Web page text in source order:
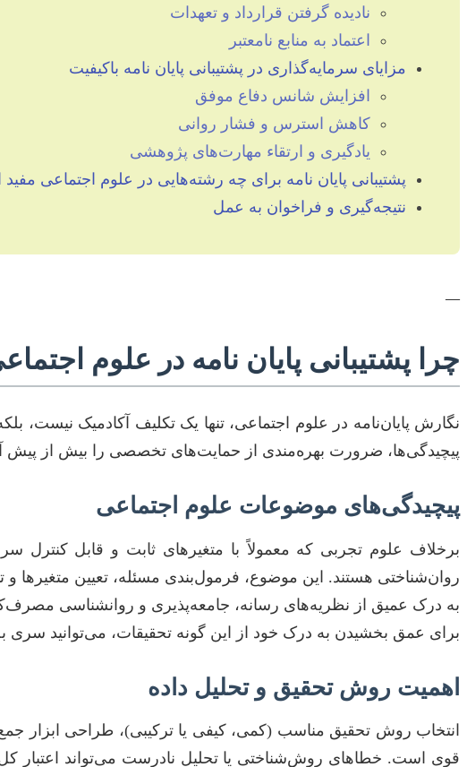
نادیده گرفتن قرارداد و تعهدات
اعتماد به منابع نامعتبر
مزایای سرمایه‌گذاری در پشتیبانی پایان نامه باکیفیت
افزایش شانس دفاع موفق
کاهش استرس و فشار روانی
یادگیری و ارتقاء مهارت‌های پژوهشی
پشتیبانی پایان نامه برای چه رشته‌هایی در علوم اجتماعی
نتیجه‌گیری و فراخوان به عمل
—
چرا پشتیبانی پایان نامه در علوم
نگارش پایان‌نامه در علوم اجتماعی، تنها یک تکلیف آکادمیک
پیچیدگی‌ها، ضرورت بهره‌مندی از حمایت‌های تخصصی را بیش از پیش
پیچیدگی‌های موضوعات علوم اجتماعی
برخلاف علوم تجربی که معمولاً با متغیرهای ثابت و قابل کنترل
روان‌شناختی هستند. این موضوع، فرمول‌بندی مسئله، تعیین متغیرها و
به درک عمیق از نظریه‌های رسانه، جامعه‌پذیری و روانشناسی
برای عمق بخشیدن به درک خود از این گونه تحقیقات، می‌توانید سری
اهمیت روش تحقیق و تحلیل داده
انتخاب روش تحقیق مناسب (کمی، کیفی یا ترکیبی)، طراحی ابزار